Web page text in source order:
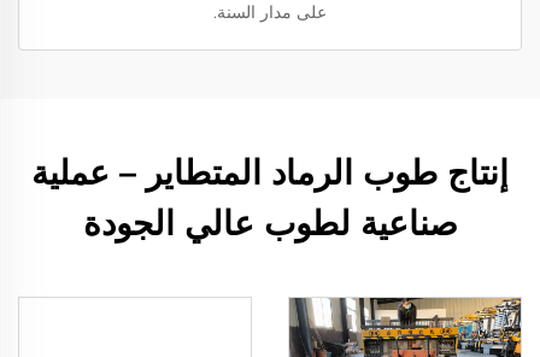
على مدار السنة.
إنتاج طوب الرماد المتطاير – عملية
صناعية لطوب عالي الجودة